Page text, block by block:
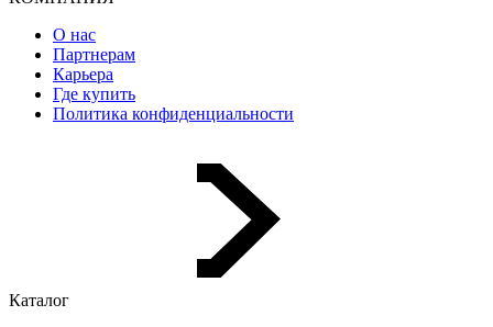
О нас
Партнерам
Карьера
Где купить
Политика конфиденциальности
Каталог